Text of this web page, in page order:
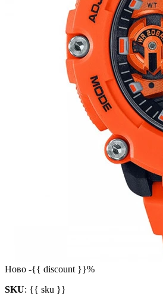
Ново -{{ discount }}%
SKU: {{ sku }}